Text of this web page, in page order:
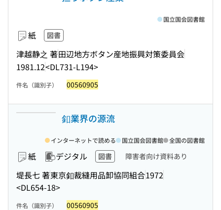
紙 図書
津越静之 著田辺地方ボタン産地振興対策委員会
1981.12<DL731-L194>
国立国会図書館
件名（識別子） 00560905
釦業界の源流
紙 デジタル 図書 障害者向け資料あり
堤長七 著東京釦裁縫用品卸協同組合1972
<DL654-18>
インターネットで読める 国立国会図書館 全国の図書館
件名（識別子） 00560905